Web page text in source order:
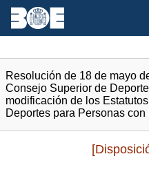
Resolución de 18 de mayo
Consejo Superior de
modificación de los
Deportes para Personas